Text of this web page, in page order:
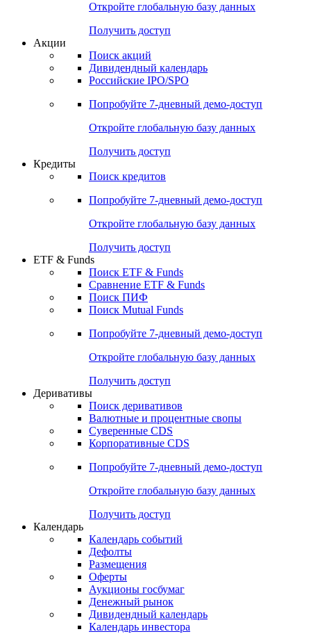
Откройте глобальную базу данных
Получить доступ
Акции
Поиск акций
Дивидендный календарь
Российские IPO/SPO
Попробуйте 7-дневный демо-доступ
Откройте глобальную базу данных
Получить доступ
Кредиты
Поиск кредитов
Попробуйте 7-дневный демо-доступ
Откройте глобальную базу данных
Получить доступ
ETF & Funds
Поиск ETF & Funds
Сравнение ETF & Funds
Поиск ПИФ
Поиск Mutual Funds
Попробуйте 7-дневный демо-доступ
Откройте глобальную базу данных
Получить доступ
Деривативы
Поиск деривативов
Валютные и процентные свопы
Суверенные CDS
Корпоративные CDS
Попробуйте 7-дневный демо-доступ
Откройте глобальную базу данных
Получить доступ
Календарь
Календарь событий
Дефолты
Размещения
Оферты
Аукционы госбумаг
Денежный рынок
Дивидендный календарь
Календарь инвестора